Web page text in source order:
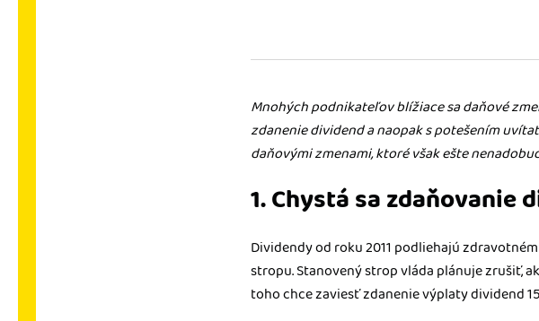
ďalšími aplikáciami.
Mnohých podnikateľov blížiace sa daňové
zdanenie dividend a naopak s potešením
daňovými zmenami, ktoré však ešte
1. Chystá sa zdaňovanie
Dividendy od roku 2011 podliehajú
stropu. Stanovený strop vláda plánuje zrušiť,
toho chce zaviesť zdanenie výplaty dividend